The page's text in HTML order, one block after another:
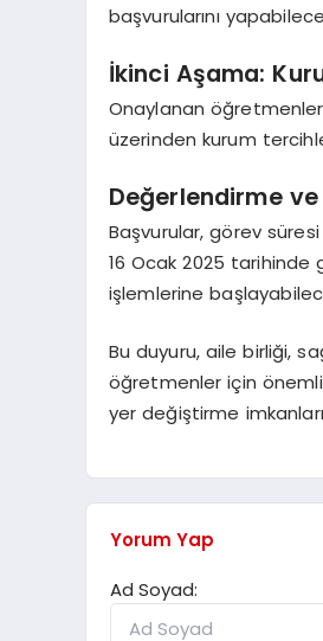
başvurularını
İkinci Aşama:
Onaylanan öğretmenler,
üzerinden kurum
Değerlendirme
Başvurular, görev
16 Ocak 2025 tarihinde
işlemlerine
Bu duyuru, aile birliği,
öğretmenler için
yer değiştirme
Yorum Yap
Ad Soyad: